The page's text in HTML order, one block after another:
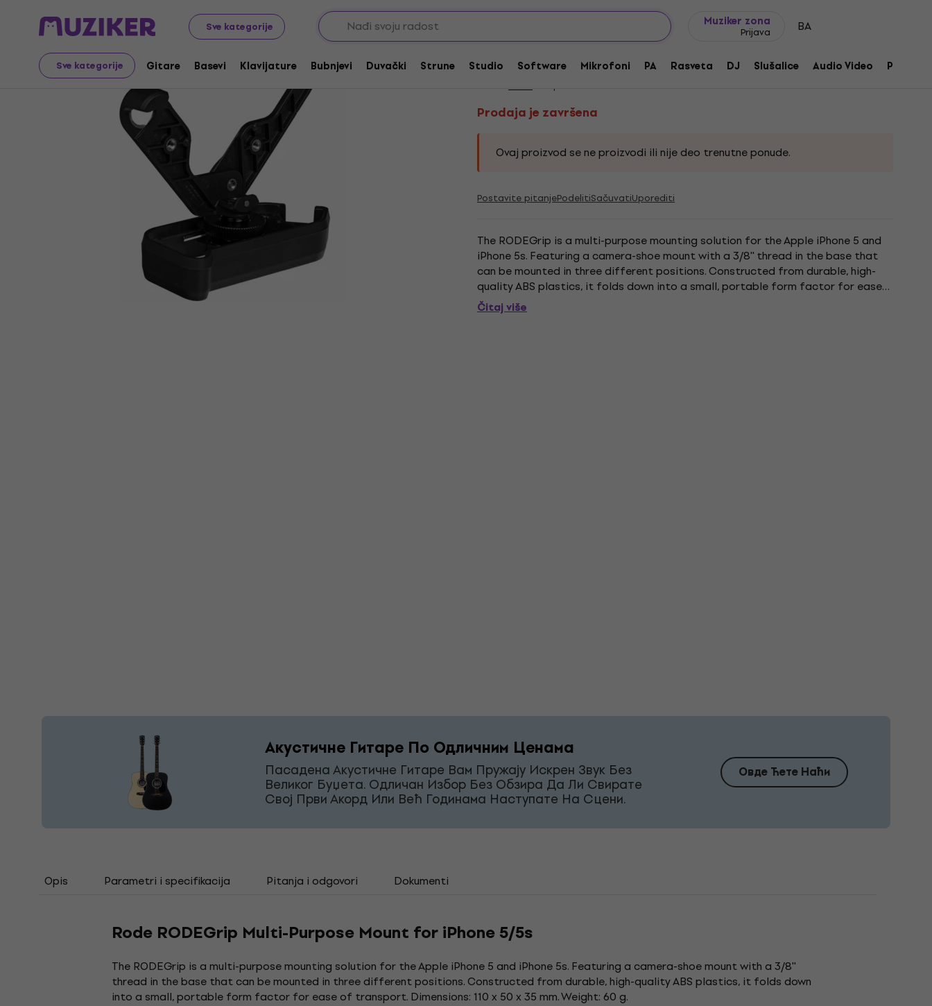
Sve kategorije
Muziker zona
Prijava BA
Sve kategorije Gitare Basevi Klavijature Bubnjevi Duvački Strune Studio Software Mikrofoni PA Rasveta DJ Slušalice Audio Video Pribor
Muzički instrumenti Studio PC držači i stalci
Prodaja je završena
Prodaja je završena
Rode RODEGrip Multi-Purpose Mount for iPhone 5/5s
Kod proizvoda:
Prodaja je završena
Ovaj proizvod se ne proizvodi ili nije deo trenutne ponude.
Postavite pitanjePodelitiSačuvatiUporediti
The RODEGrip is a multi-purpose mounting solution for the Apple iPhone 5 and
iPhone 5s. Featuring a camera-shoe mount with a 3/8'' thread in the base that
can be mounted in three different positions. Constructed from durable, high-
quality ABS plastics, it folds down into a small, portable form factor for ease
of transport. Dimensions: 110 x 50 x...
Čitaj više
Акустичне Гитаре По Одличним Ценама
Пасадена Акустичне Гитаре Вам Пружају Искрен Звук Без
Великог Буџета. Одличан Избор Без Обзира Да Ли Свирате
Свој Први Акорд Или Већ Годинама Наступате На Сцени.
Овде Ћете Наћи
Opis Parametri i specifikacija Pitanja i odgovori Dokumenti
Rode RODEGrip Multi-Purpose Mount for iPhone 5/5s
The RODEGrip is a multi-purpose mounting solution for the Apple iPhone 5 and iPhone 5s. Featuring a camera-shoe mount with a 3/8''
thread in the base that can be mounted in three different positions. Constructed from durable, high-quality ABS plastics, it folds down
into a small, portable form factor for ease of transport. Dimensions: 110 x 50 x 35 mm. Weight: 60 g.